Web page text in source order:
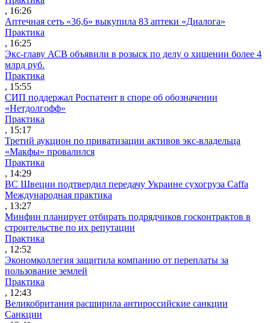
, 16:26
Аптечная сеть «36,6» выкупила 83 аптеки «Диалога»
Практика
, 16:25
Экс-главу АСВ объявили в розыск по делу о хищении более 4
млрд руб.
Практика
, 15:55
СИП поддержал Роспатент в споре об обозначении
«Нетдолгофф»
Практика
, 15:17
Третий аукцион по приватизации активов экс-владельца
«Макфы» провалился
Практика
, 14:29
ВС Швеции подтвердил передачу Украине сухогруза Caffa
Международная практика
, 13:27
Минфин планирует отбирать подрядчиков госконтрактов в
строительстве по их репутации
Практика
, 12:52
Экономколлегия защитила компанию от переплаты за
пользование землей
Практика
, 12:43
Великобритания расширила антироссийские санкции
Санкции